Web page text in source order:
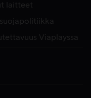
laitteet
Viaplayssa